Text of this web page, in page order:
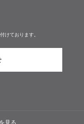
けております。